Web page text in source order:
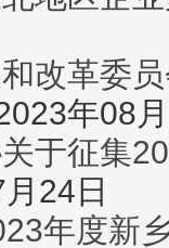
改革委
年08
于征集
24日
年度新